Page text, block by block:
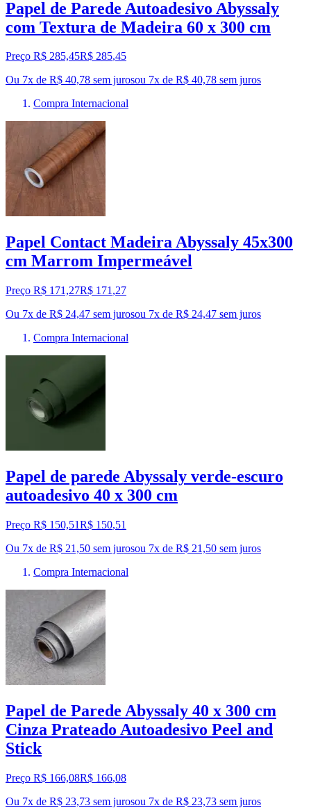
Papel de Parede Autoadesivo Abyssaly
com Textura de Madeira 60 x 300 cm
Preço R$ 285,45R$ 285,45
Ou 7x de R$ 40,78 sem jurosou 7x de R$ 40,78 sem juros
Compra Internacional
Papel Contact Madeira Abyssaly 45x300
cm Marrom Impermeável
Preço R$ 171,27R$ 171 ,27
Ou 7x de R$ 24,47 sem jurosou 7x de R$ 24,47 sem juros
Compra Internacional
Papel de parede Abyssaly verde-escuro
autoadesivo 40 x 300 cm
Preço R$ 150,51R$ 150,51
Ou 7x de R$ 21,50 sem jurosou 7x de R$ 21,50 sem juros
Compra Internacional
Papel de Parede Abyssaly 40 x 300 cm
Cinza Prateado Autoadesivo Peel and
Stick
Preço R$ 166,08R$ 166,08
Ou 7x de R$ 23,73 sem jurosou 7x de R$ 23,73 sem juros